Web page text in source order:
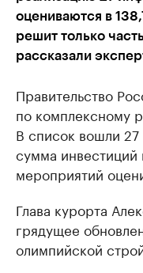
оцениваются в
решит только
рассказали
Правительство
по комплексному
В список вошли 27
сумма инвестиций
мероприятий
Глава курорта
грядущее
олимпийской